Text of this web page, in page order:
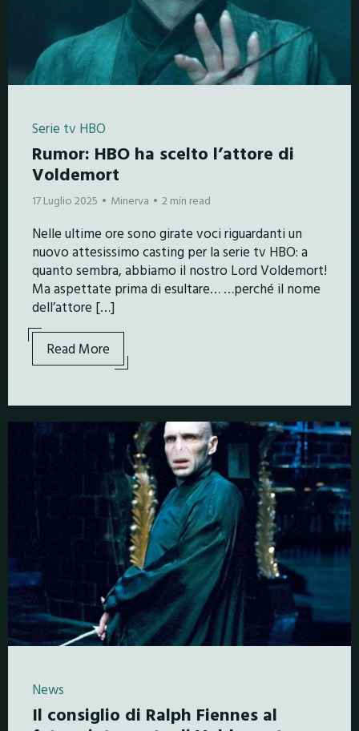
Serie tv HBO
Rumor: HBO ha scelto l’attore di
Voldemort
17 Luglio 2025 Minerva 2 min read
Nelle ultime ore sono girate voci riguardanti un
nuovo attesissimo casting per la serie tv HBO: a
quanto sembra, abbiamo il nostro Lord Voldemort!
Ma aspettate prima di esultare… …perché il nome
dell’attore […]
Read More
News
Il consiglio di Ralph Fiennes al